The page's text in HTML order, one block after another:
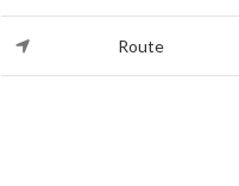
Route